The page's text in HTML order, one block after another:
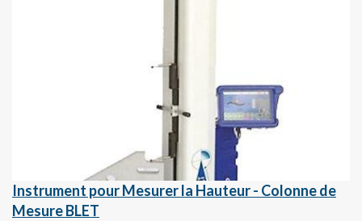
Instrument pour Mesurer la Hauteur - Colonne de
Mesure BLET